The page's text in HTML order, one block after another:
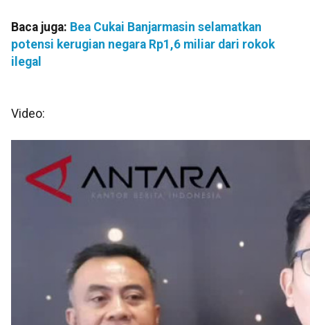
Baca juga: Bea Cukai Banjarmasin selamatkan
potensi kerugian negara Rp1,6 miliar dari rokok
ilegal
Video: